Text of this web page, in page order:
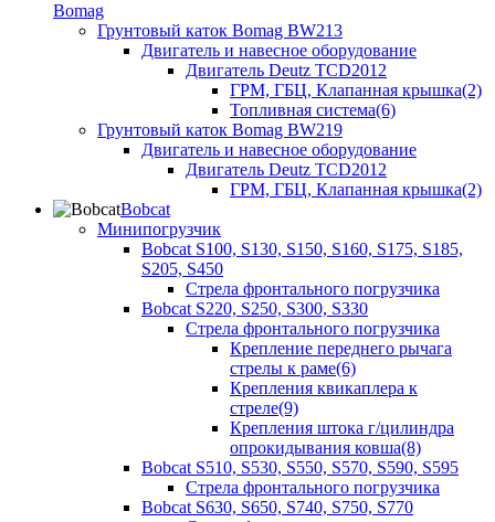
Bomag
Грунтовый каток Bomag BW213
Двигатель и навесное оборудование
Двигатель Deutz TCD2012
ГРМ, ГБЦ, Клапанная крышка(2)
Топливная система(6)
Грунтовый каток Bomag BW219
Двигатель и навесное оборудование
Двигатель Deutz TCD2012
ГРМ, ГБЦ, Клапанная крышка(2)
Bobcat
Минипогрузчик
Bobcat S100, S130, S150, S160, S175, S185,
S205, S450
Стрела фронтального погрузчика
Bobcat S220, S250, S300, S330
Стрела фронтального погрузчика
Крепление переднего рычага
стрелы к раме(6)
Крепления квикаплера к
стреле(9)
Крепления штока г/цилиндра
опрокидывания ковша(8)
Bobcat S510, S530, S550, S570, S590, S595
Стрела фронтального погрузчика
Bobcat S630, S650, S740, S750, S770